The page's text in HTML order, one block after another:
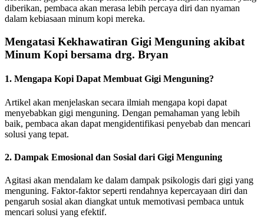
diberikan, pembaca akan merasa lebih percaya diri dan nyaman
dalam kebiasaan minum kopi mereka.
Mengatasi Kekhawatiran Gigi Menguning akibat
Minum Kopi bersama drg. Bryan
1. Mengapa Kopi Dapat Membuat Gigi Menguning?
Artikel akan menjelaskan secara ilmiah mengapa kopi dapat
menyebabkan gigi menguning. Dengan pemahaman yang lebih
baik, pembaca akan dapat mengidentifikasi penyebab dan mencari
solusi yang tepat.
2. Dampak Emosional dan Sosial dari Gigi Menguning
Agitasi akan mendalam ke dalam dampak psikologis dari gigi yang
menguning. Faktor-faktor seperti rendahnya kepercayaan diri dan
pengaruh sosial akan diangkat untuk memotivasi pembaca untuk
mencari solusi yang efektif.